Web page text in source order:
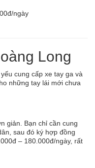
ngày
Long
cung cấp xe tay ga và
những tay lái mới chưa
giản. Bạn chỉ cần cung
sau đó ký hợp đồng
– 180.000đ/ngày, rất